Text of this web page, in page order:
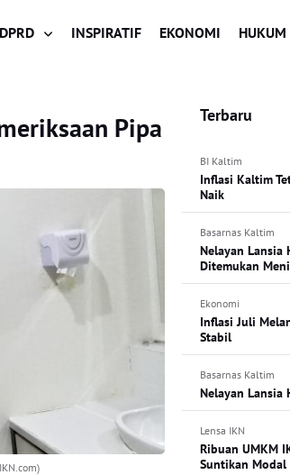
DPRD INSPIRATIF EKONOMI HUKUM
Pipa
Terbaru
BI Kaltim
Inflasi Kaltim
Naik
Basarnas Kaltim
Nelayan Lansia
Ditemukan
Ekonomi
Inflasi Juli
Stabil
Basarnas Kaltim
Nelayan Lansia
Lensa IKN
Ribuan UMKM
Suntikan Modal